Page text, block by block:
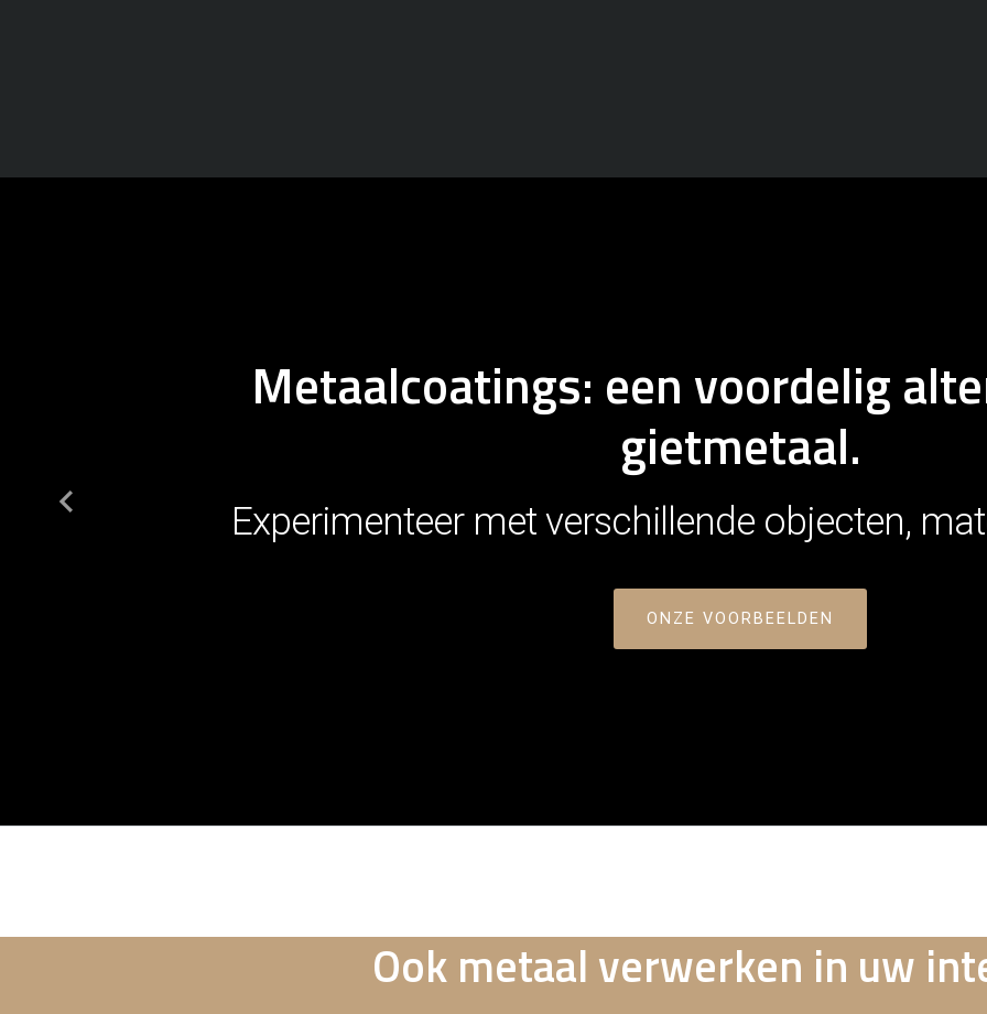
Metaalcoatings: een voordelig
gietmetaal.
Experimenteer met verschillende objecten,
ONZE VOORBEELDEN
Ook metaal verwerken in uw